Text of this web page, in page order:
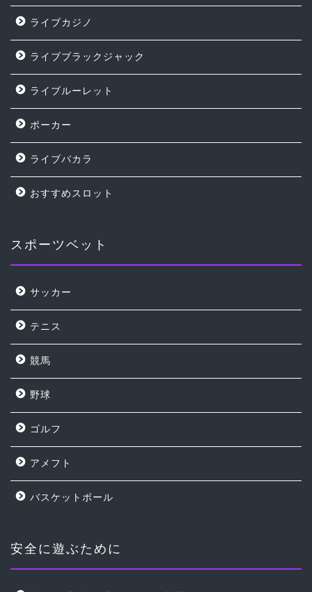
ライブカジノ
ライブブラックジャック
ライブルーレット
ポーカー
ライブバカラ
おすすめスロット
スポーツベット
サッカー
テニス
競馬
野球
ゴルフ
アメフト
バスケットボール
安全に遊ぶために